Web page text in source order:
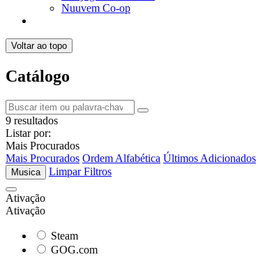
Nuuvem Co-op
Voltar ao topo
Catálogo
9 resultados
Listar por:
Mais Procurados
Mais Procurados Ordem Alfabética Últimos Adicionados
Musica Limpar Filtros
Ativação
Ativação
Steam
GOG.com